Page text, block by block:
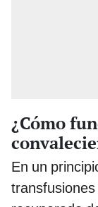
¿Cómo
En un
transfusiones